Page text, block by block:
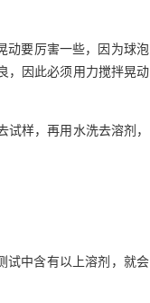
动要厉害一些，因为球泡
，因此必须用力搅拌晃动
样，再用水洗去溶剂，
试中含有以上溶剂，就会